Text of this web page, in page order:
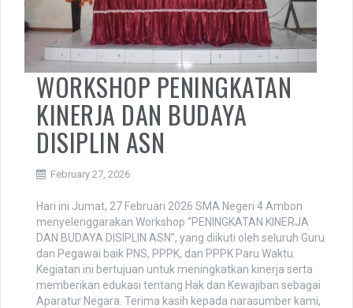
WORKSHOP PENINGKATAN
KINERJA DAN BUDAYA
DISIPLIN ASN
February 27, 2026
Hari ini Jumat, 27 Februari 2026 SMA Negeri 4 Ambon
menyelenggarakan Workshop “PENINGKATAN KINERJA
DAN BUDAYA DISIPLIN ASN”, yang diikuti oleh seluruh Guru
dan Pegawai baik PNS, PPPK, dan PPPK Paru Waktu.
Kegiatan ini bertujuan untuk meningkatkan kinerja serta
memberikan edukasi tentang Hak dan Kewajiban sebagai
Aparatur Negara. ​Terima kasih kepada narasumber kami,